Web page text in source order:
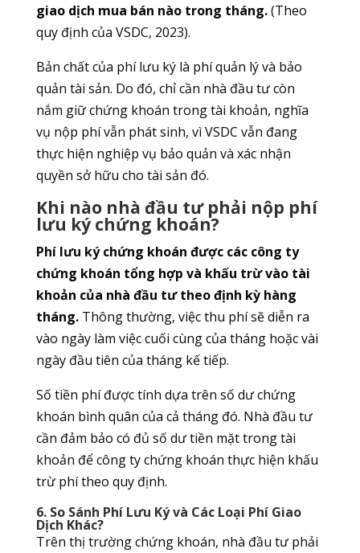
giao dịch mua bán nào trong tháng.(Theo
quy định của VSDC, 2023).
Bản chất của phí lưu ký là phí quản lý và bảo
quản tài sản. Do đó, chỉ cần nhà đầu tư còn
nắm giữ chứng khoán trong tài khoản, nghĩa
vụ nộp phí vẫn phát sinh, vì VSDC vẫn đang
thực hiện nghiệp vụ bảo quản và xác nhận
quyền sở hữu cho tài sản đó.
Khi nào nhà đầu tư phải nộp phí
lưu ký chứng khoán?
Phí lưu ký chứng khoán được các công ty
chứng khoán tổng hợp và khấu trừ vào tài
khoản của nhà đầu tư theo định kỳ hàng
tháng.Thông thường, việc thu phí sẽ diễn ra
vào ngày làm việc cuối cùng của tháng hoặc vài
ngày đầu tiên của tháng kế tiếp.
Số tiền phí được tính dựa trên số dư chứng
khoán bình quân của cả tháng đó. Nhà đầu tư
cần đảm bảo có đủ số dư tiền mặt trong tài
khoản để công ty chứng khoán thực hiện khấu
trừ phí theo quy định.
6. So Sánh Phí Lưu Ký và Các Loại Phí Giao
Dịch Khác?
Trên thị trường chứng khoán, nhà đầu tư phải